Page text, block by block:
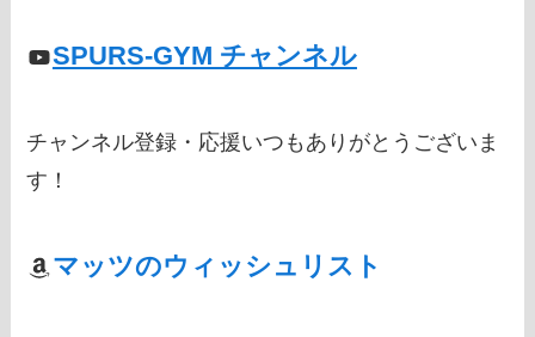
SPURS-GYM チャンネル
チャンネル登録・応援いつもありがとうございま
す！
マッツのウィッシュリスト